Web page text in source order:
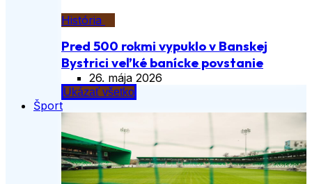
História
Pred 500 rokmi vypuklo v Banskej
Bystrici veľké banícke povstanie
26. mája 2026
Ukázať všetko
Šport